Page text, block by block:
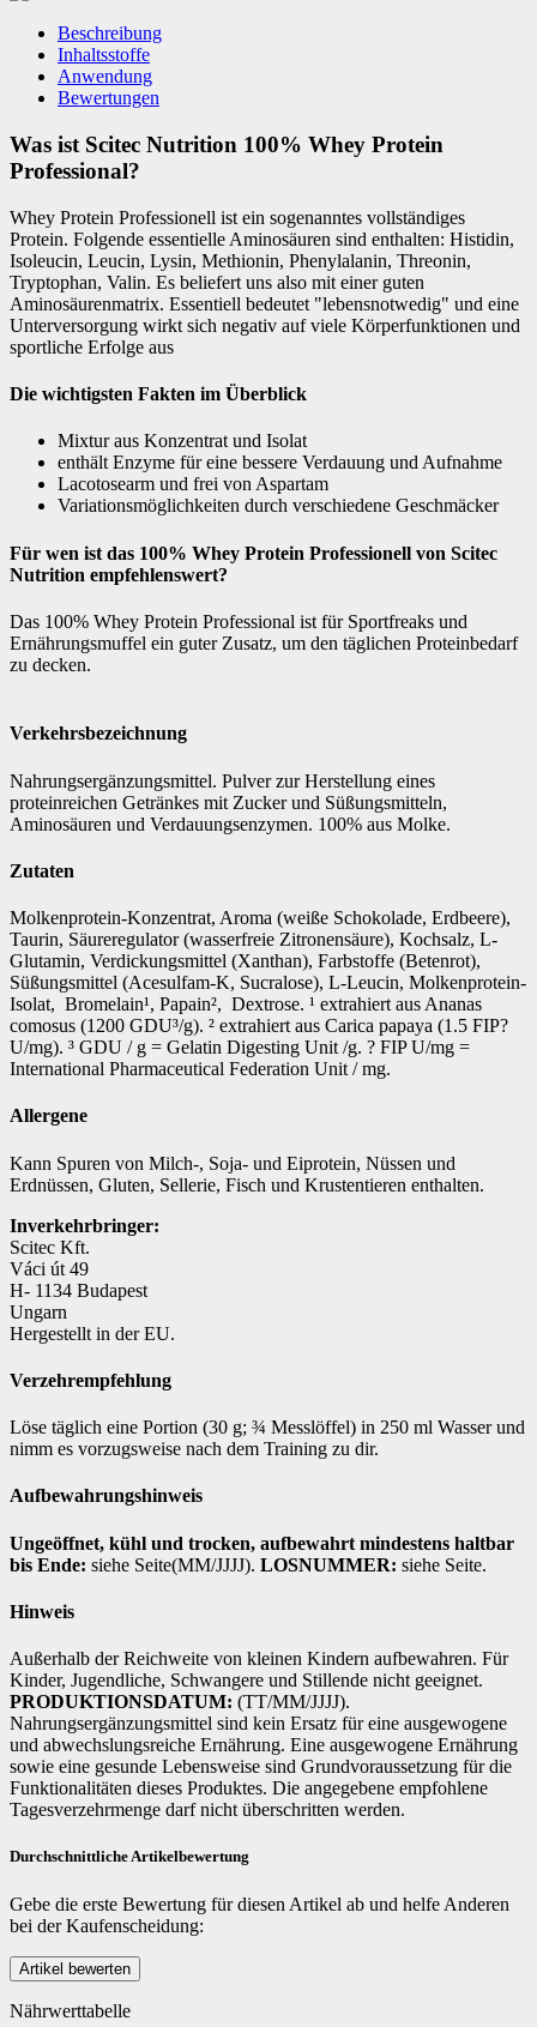
Beschreibung
Inhaltsstoffe
Anwendung
Bewertungen
Was ist Scitec Nutrition 100% Whey Protein
Professional?
Whey Protein Professionell ist ein sogenanntes vollständiges
Protein. Folgende essentielle Aminosäuren sind enthalten: Histidin,
Isoleucin, Leucin, Lysin, Methionin, Phenylalanin, Threonin,
Tryptophan, Valin. Es beliefert uns also mit einer guten
Aminosäurenmatrix. Essentiell bedeutet "lebensnotwedig" und eine
Unterversorgung wirkt sich negativ auf viele Körperfunktionen und
sportliche Erfolge aus
Die wichtigsten Fakten im Überblick
Mixtur aus Konzentrat und Isolat
enthält Enzyme für eine bessere Verdauung und Aufnahme
Lacotosearm und frei von Aspartam
Variationsmöglichkeiten durch verschiedene Geschmäcker
Für wen ist das 100% Whey Protein Professionell von Scitec
Nutrition empfehlenswert?
Das 100% Whey Protein Professional ist für Sportfreaks und
Ernährungsmuffel ein guter Zusatz, um den täglichen Proteinbedarf
zu decken.
Verkehrsbezeichnung
Nahrungsergänzungsmittel. Pulver zur Herstellung eines
proteinreichen Getränkes mit Zucker und Süßungsmitteln,
Aminosäuren und Verdauungsenzymen. 100% aus Molke.
Zutaten
Molkenprotein-Konzentrat, Aroma (weiße Schokolade, Erdbeere),
Taurin, Säureregulator (wasserfreie Zitronensäure), Kochsalz, L-
Glutamin, Verdickungsmittel (Xanthan), Farbstoffe (Betenrot),
Süßungsmittel (Acesulfam-K, Sucralose), L-Leucin, Molkenprotein-
Isolat, Bromelain¹, Papain², Dextrose. ¹ extrahiert aus Ananas
comosus (1200 GDU³/g). ² extrahiert aus Carica papaya (1.5 FIP?
U/mg). ³ GDU / g = Gelatin Digesting Unit /g. ? FIP U/mg =
International Pharmaceutical Federation Unit / mg.
Allergene
Kann Spuren von Milch-, Soja- und Eiprotein, Nüssen und
Erdnüssen, Gluten, Sellerie, Fisch und Krustentieren enthalten.
Inverkehrbringer:
Scitec Kft.
Váci út 49
H- 1134 Budapest
Ungarn
Hergestellt in der EU.
Verzehrempfehlung
Löse täglich eine Portion (30 g; ¾ Messlöffel) in 250 ml Wasser und
nimm es vorzugsweise nach dem Training zu dir.
Aufbewahrungshinweis
Ungeöffnet, kühl und trocken, aufbewahrt mindestens haltbar
bis Ende: siehe Seite(MM/JJJJ). LOSNUMMER: siehe Seite.
Hinweis
Außerhalb der Reichweite von kleinen Kindern aufbewahren. Für
Kinder, Jugendliche, Schwangere und Stillende nicht geeignet.
PRODUKTIONSDATUM: (TT/MM/JJJJ).
Nahrungsergänzungsmittel sind kein Ersatz für eine ausgewogene
und abwechslungsreiche Ernährung. Eine ausgewogene Ernährung
sowie eine gesunde Lebensweise sind Grundvoraussetzung für die
Funktionalitäten dieses Produktes. Die angegebene empfohlene
Tagesverzehrmenge darf nicht überschritten werden.
Durchschnittliche Artikelbewertung
Gebe die erste Bewertung für diesen Artikel ab und helfe Anderen
bei der Kaufenscheidung:
Nährwerttabelle